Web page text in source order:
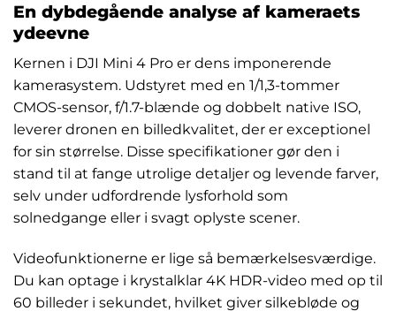
En dybdegående analyse af kameraets
ydeevne
Kernen i DJI Mini 4 Pro er dens imponerende
kamerasystem. Udstyret med en 1/1,3-tommer
CMOS-sensor, f/1.7-blænde og dobbelt native ISO,
leverer dronen en billedkvalitet, der er exceptionel
for sin størrelse. Disse specifikationer gør den i
stand til at fange utrolige detaljer og levende farver,
selv under udfordrende lysforhold som
solnedgange eller i svagt oplyste scener.
Videofunktionerne er lige så bemærkelsesværdige.
Du kan optage i krystalklar 4K HDR-video med op til
60 billeder i sekundet, hvilket giver silkebløde og